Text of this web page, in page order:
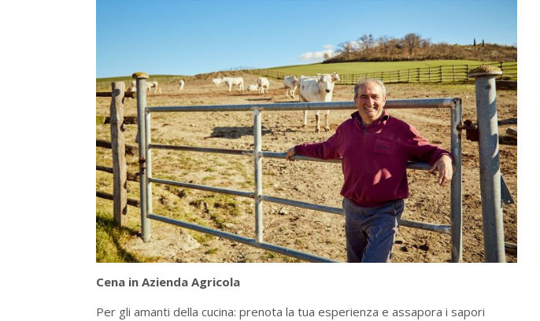
Cena in Azienda Agricola
Per gli amanti della cucina: prenota la tua esperienza e assapora i sapori